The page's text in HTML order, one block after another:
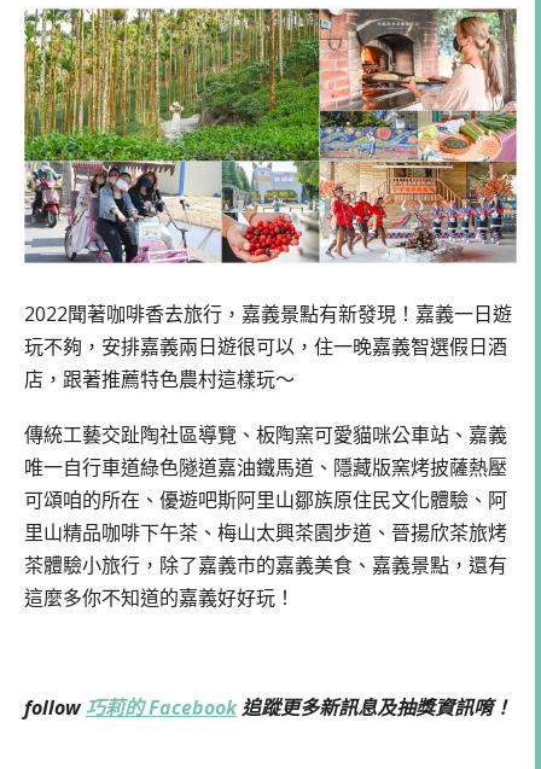
2022聞著咖啡香去旅行，嘉義景點有新發現！嘉義一日遊
玩不夠，安排嘉義兩日遊很可以，住一晚嘉義智選假日酒
店，跟著推薦特色農村這樣玩～
傳統工藝交趾陶社區導覽、板陶窯可愛貓咪公車站、嘉義
唯一自行車道綠色隧道嘉油鐵馬道、隱藏版窯烤披薩熱壓
可頌咱的所在、優遊吧斯阿里山鄒族原住民文化體驗、阿
里山精品咖啡下午茶、梅山太興茶園步道、晉揚欣茶旅烤
茶體驗小旅行，除了嘉義市的嘉義美食、嘉義景點，還有
這麼多你不知道的嘉義好好玩！
follow巧莉的 Facebook追蹤更多新訊息及抽獎資訊唷！